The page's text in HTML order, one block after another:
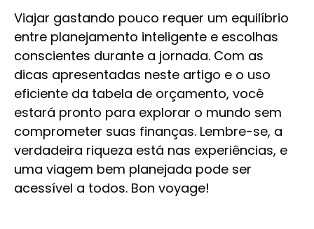
Viajar gastando pouco requer um equilíbrio
entre planejamento inteligente e escolhas
conscientes durante a jornada. Com as
dicas apresentadas neste artigo e o uso
eficiente da tabela de orçamento, você
estará pronto para explorar o mundo sem
comprometer suas finanças. Lembre-se, a
verdadeira riqueza está nas experiências, e
uma viagem bem planejada pode ser
acessível a todos. Bon voyage!